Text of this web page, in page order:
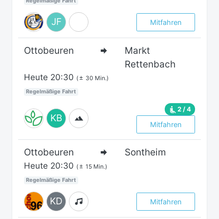
JF Mitfahren
Ottobeuren
Markt
Rettenbach
Heute 20:30 ( 30 Min.)
Regelmäßige Fahrt
KB
2 / 4
Mitfahren
Ottobeuren Sontheim
Heute 20:30 ( 15 Min.)
Regelmäßige Fahrt
KD Mitfahren